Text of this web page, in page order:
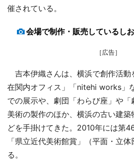
催されている。
会場で制作・販売しているし
［広告］
吉本伊織さんは、横浜で創作活動
在関内オフィス」「nitehi works」
での展示や、劇団「わらび座」や
美術の製作のほか、横浜の古い建
どを手掛けてきた。2010年には第
「県立近代美術館賞」（平面・立
る。